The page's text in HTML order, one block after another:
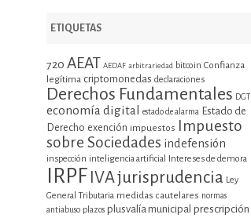
ETIQUETAS
720 AEAT AEDAF arbitrariedad bitcoin Confianza
legítima criptomonedas declaraciones
Derechos Fundamentales DGT
economía digital estado de alarma
Estado de
Derecho exención impuestos
Impuesto
sobre Sociedades indefensión
inspección inteligencia artificial Intereses de demora
IRPF IVAjurisprudencia Ley
General Tributaria medidas cautelares normas
antiabuso plazos plusvalía municipal prescripción